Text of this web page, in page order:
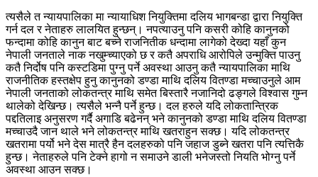
त्यसैले त न्यायपालिका मा न्यायाधिश नियुक्तिमा दलिय भागबन्डा द्वारा नियुक्ति
गर्न दल र नेताहरु लालयित हुन्छन्। नपत्याउनु पनि कसरी कोहि कानुनको
फन्दामा कोहि कानुन बाट बच्ने राजनितीक धन्दामा लागेको देख्दा यहाँ कुन
नेपाली जनताले नाक नखुम्च्याएको छ र कतै अपराधि आरोपिले उन्मुक्ति पाउनु
कतै निर्दोष पनि कस्टडिमा पुग्नु पर्ने अवस्था आउनु कतै न्यायपालिका माथि
राजनीतिक हस्तक्षेप हुनु कानुनको डण्डा माथि दलिय वितण्डा मच्चाउनुले आम
नेपाली जनताको ल‍ोकतन्त्र माथि समेत बिस्तारै नजानिदो ढङ्गले विश्वास गुम्न
थालेको देखिन्छ। त्यसैले भन्नै पर्ने हुन्छ। दल हरुले यदि लोकतान्त्रिक
पद्दतिलाइ अनुसरण गर्दै अगाडि बढेनन् भने कानुनको डण्डा माथि दलिय वितण्डा
मच्चाउदै जान थाले भने लोकतन्त्र माथि खतराहुन सक्छ। यदि लोकतन्त्र
खतरामा पर्यो भने देस मात्रै हैन दलहरुको पनि जहाज डुब्ने खतरा पनि त्यत्तिकै
हुन्छ। नेताहरुले पनि टेक्ने हागो न समाउने डाली भनेजस्तो नियति भोग्नु पर्ने
अवस्था आउन सक्छ।